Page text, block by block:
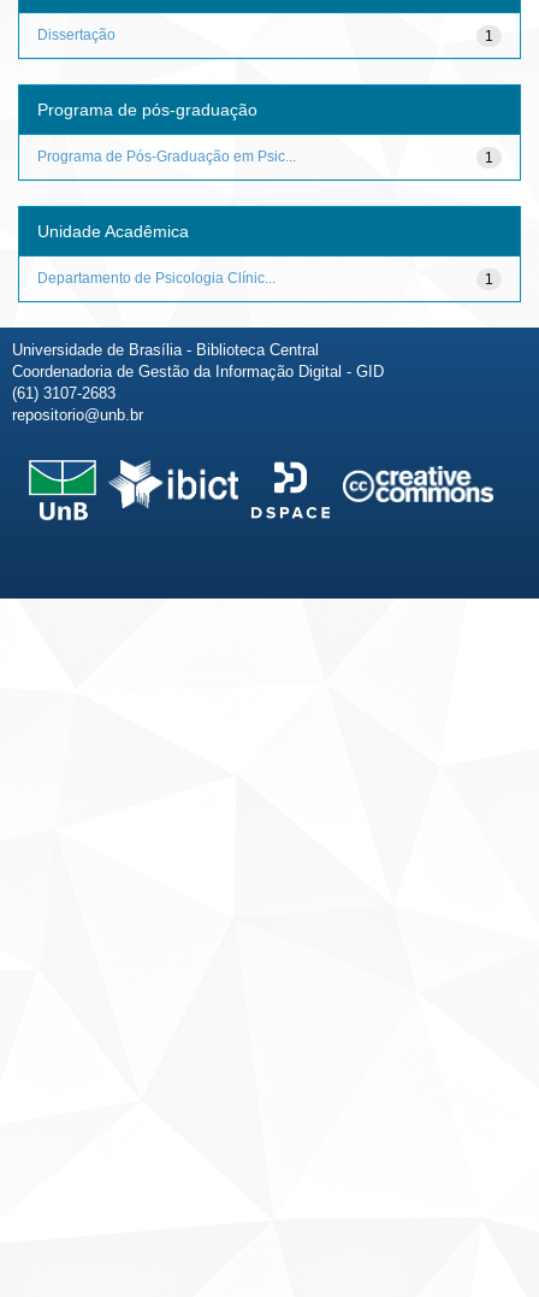
1
Dissertação
Programa de pós-graduação
1
Programa de Pós-Graduação em Psic...
Unidade Acadêmica
1
Departamento de Psicologia Clínic...
Universidade de Brasília - Biblioteca Central
Coordenadoria de Gestão da Informação Digital - GID
(61) 3107-2683
repositorio@unb.br